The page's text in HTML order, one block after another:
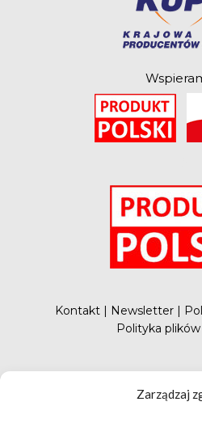
Zarządzaj
Kontakt | Newsletter |
Polityka